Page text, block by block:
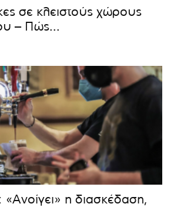
σε κλειστούς χώρους
– Πώς...
η διασκέδαση,